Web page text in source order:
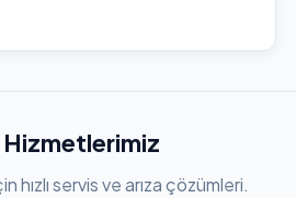
hızlı servis ve arıza çözümleri.